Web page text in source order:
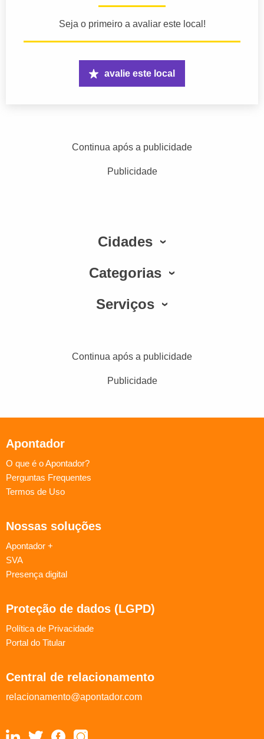
Seja o primeiro a avaliar este local!
avalie este local
Continua após a publicidade
Publicidade
Cidades
Categorias
Serviços
Continua após a publicidade
Publicidade
Apontador
O que é o Apontador?
Perguntas Frequentes
Termos de Uso
Nossas soluções
Apontador +
SVA
Presença digital
Proteção de dados (LGPD)
Política de Privacidade
Portal do Titular
Central de relacionamento
relacionamento@apontador.com